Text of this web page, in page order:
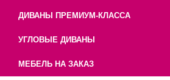
ДИВАНЫ ПРЕМИУМ-КЛАССА
УГЛОВЫЕ ДИВАНЫ
МЕБЕЛЬ НА ЗАКАЗ